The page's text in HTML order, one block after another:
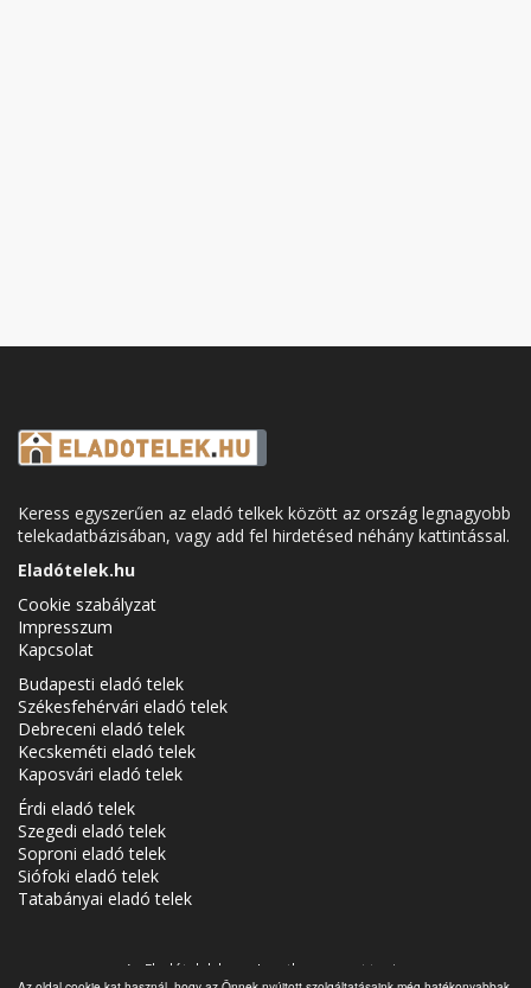
Keress egyszerűen az eladó telkek között az ország legnagyobb
telekadatbázisában, vagy add fel hirdetésed néhány kattintással.
Eladótelek.hu
Cookie szabályzat
Impresszum
Kapcsolat
Budapesti eladó telek
Székesfehérvári eladó telek
Debreceni eladó telek
Kecskeméti eladó telek
Kaposvári eladó telek
Érdi eladó telek
Szegedi eladó telek
Soproni eladó telek
Siófoki eladó telek
Tatabányai eladó telek
Az Eladótelek.hu az Ingatlancsoport tagja.